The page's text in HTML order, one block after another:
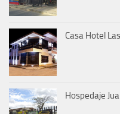
Casa Hotel
Hospedaje